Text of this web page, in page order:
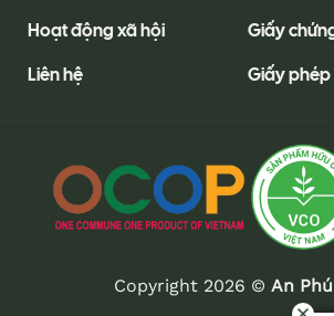
Hoạt động xã hội
Liên hệ
Giấy
Giấy
Copyright 2026 © An